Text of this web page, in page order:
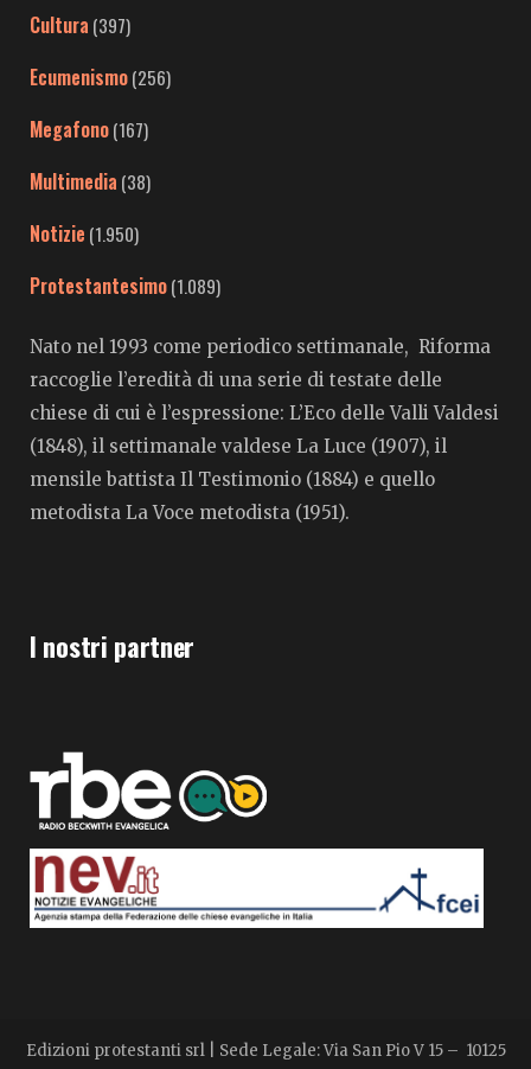
Cultura (397)
Ecumenismo(256)
Megafono(167)
Multimedia (38)
Notizie (1.950)
Protestantesimo(1.089)
Nato nel 1993 come periodico settimanale, Riforma
raccoglie l’eredità di una serie di testate delle
chiese di cui è l’espressione: L’Eco delle Valli Valdesi
(1848), il settimanale valdese La Luce (1907), il
mensile battista Il Testimonio (1884) e quello
metodista La Voce metodista (1951).
I nostri partner
Edizioni protestanti srl | Sede Legale: Via San Pio V 15 – 10125